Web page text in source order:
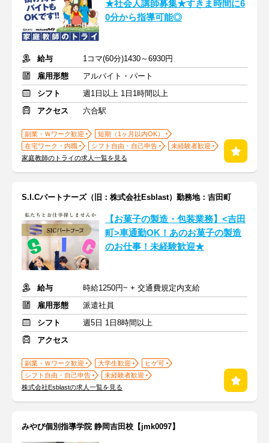
★社会人講師募集★すきま時間に6
0分から指導可能◎
給与
1コマ(60分)1430～6930円
雇用形態
アルバイト・パート
シフト
週1日以上 1日1時間以上
アクセス
六合駅
副業・Ｗワーク歓迎
短期（1ヶ月以内OK）
在宅ワーク・内職
シフト自由・自己申告
未経験者歓迎
家庭教師のトライの求人一覧を見る
S.I.Cパートナーズ（旧：株式会社Esblast）勤務地：吉田町
【お菓子の製造・包装業務】<吉田
町>車通勤OK！あのお菓子の製造
のお仕事！未経験歓迎★
給与
時給1250円~ + 交通費規定内支給
雇用形態
派遣社員
シフト
週5日 1日8時間以上
アクセス
副業・Ｗワーク歓迎 大学生歓迎
ヒゲ可
シフト自由・自己申告
未経験者歓迎
株式会社Esblastの求人一覧を見る
みやび個別指導学院 静岡吉田校【jmk0097】